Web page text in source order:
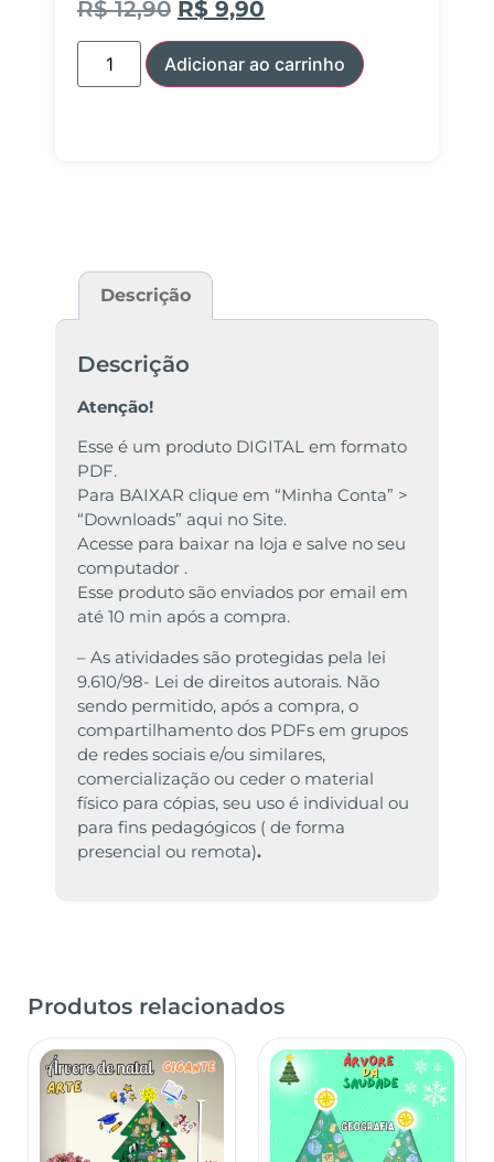
R$12,90 R$ 9,90
Adicionar ao carrinho
Descrição
Descrição
Atenção!
Esse é um produto DIGITAL em formato
PDF.
Para BAIXAR clique em “Minha Conta” >
“Downloads” aqui no Site.
Acesse para baixar na loja e salve no seu
computador .
Esse produto são enviados por email em
até 10 min após a compra.
– As atividades são protegidas pela lei
9.610/98- Lei de direitos autorais. Não
sendo permitido, após a compra, o
compartilhamento dos PDFs em grupos
de redes sociais e/ou similares,
comercialização ou ceder o material
físico para cópias, seu uso é individual ou
para fins pedagógicos ( de forma
presencial ou remota).
Produtos relacionados